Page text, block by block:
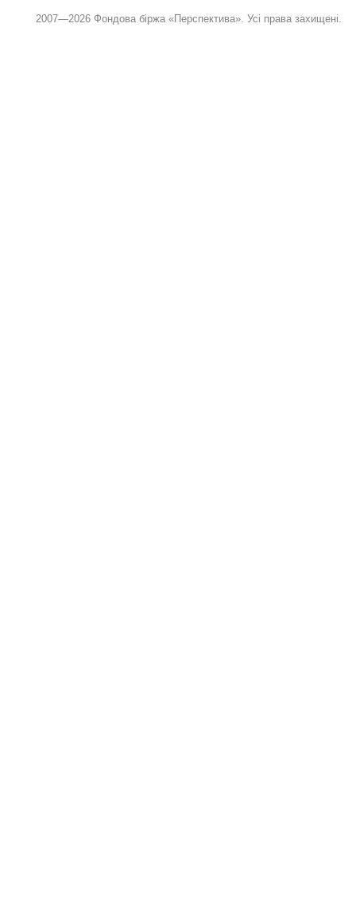
2007—2026 Фондова біржа «Перспектива». Усі права захищені.